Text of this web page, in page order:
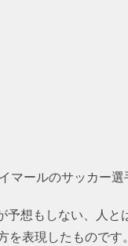
ールのサッカー選
想もしない、人と
表現したものです。